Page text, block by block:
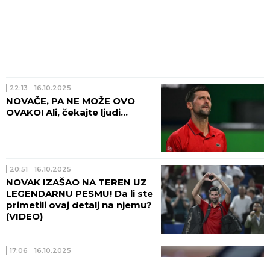
22:13 16.10.2025
NOVAČE, PA NE MOŽE OVO
OVAKO! Ali, čekajte ljudi...
20:51 16.10.2025
NOVAK IZAŠAO NA TEREN UZ
LEGENDARNU PESMU! Da li ste
primetili ovaj detalj na njemu?
(VIDEO)
17:06 16.10.2025